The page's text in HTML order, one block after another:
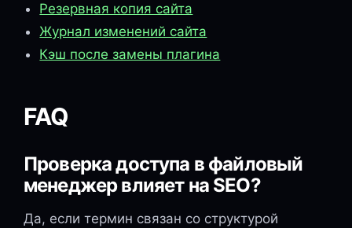
Резервная копия сайта
Журнал изменений сайта
Кэш после замены плагина
FAQ
Проверка доступа в файловый
менеджер влияет на SEO?
Да, если термин связан со структурой